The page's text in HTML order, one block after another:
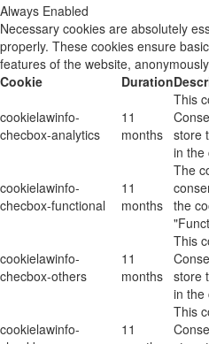
Always Enabled
Necessary cookies are absolutely
properly. These cookies ensure
features of the website,
Cookie
Duration
cookielawinfo-
checbox-analytics
11
months
This
store
in the
cookielawinfo-
checbox-functional
11
months
The
the
cookielawinfo-
checbox-others
11
months
This
store
in the
cookielawinfo-
11
This